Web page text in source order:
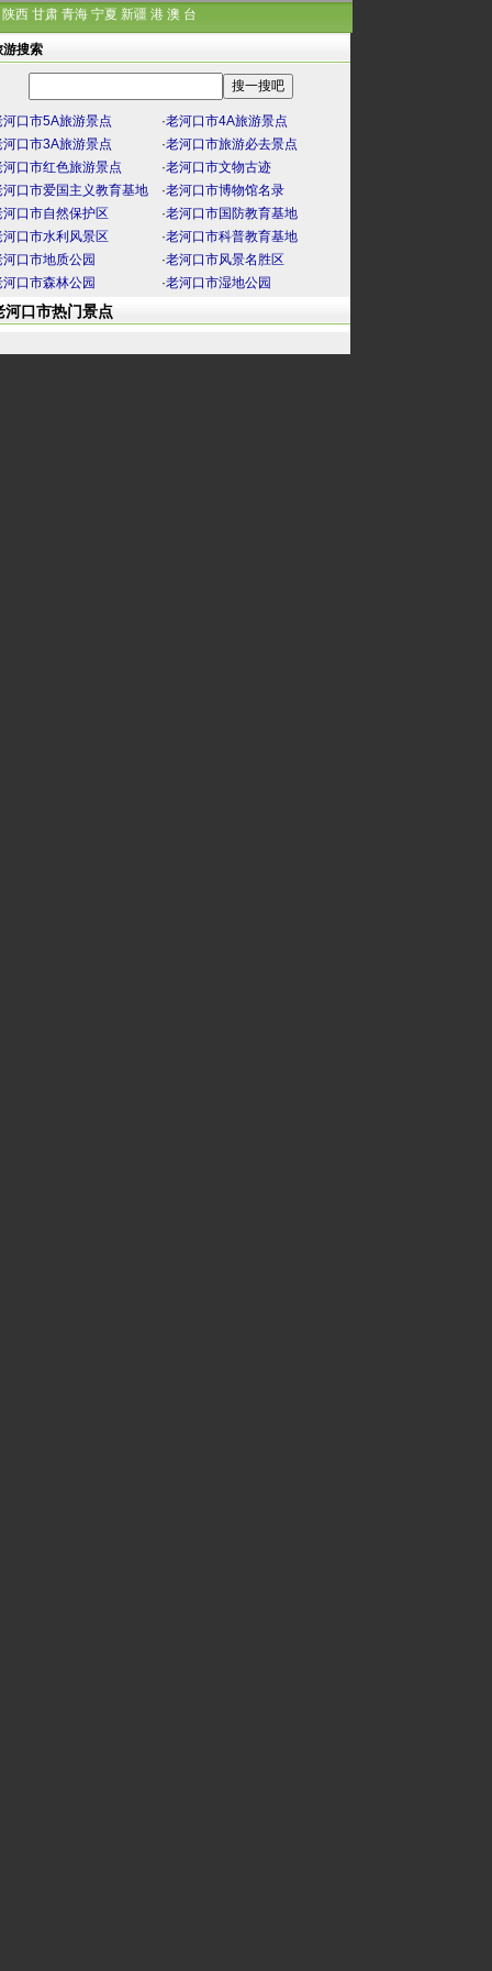
陕西 甘肃 青海 宁夏 新疆 港 澳 台
游搜索
河口市5A旅游景点 ·老河口市4A旅游景点
河口市3A旅游景点
·老河口市旅游必去景点
河口市红色旅游景点
·老河口市文物古迹
河口市爱国主义教育基地
·老河口市博物馆名录
河口市自然保护区
·老河口市国防教育基地
河口市水利风景区
·老河口市科普教育基地
河口市地质公园
·老河口市风景名胜区
河口市森林公园
·老河口市湿地公园
河口市热门景点